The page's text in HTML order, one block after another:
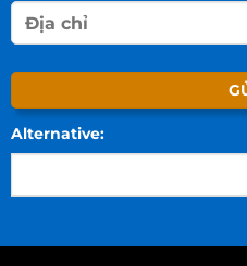
Alternative: